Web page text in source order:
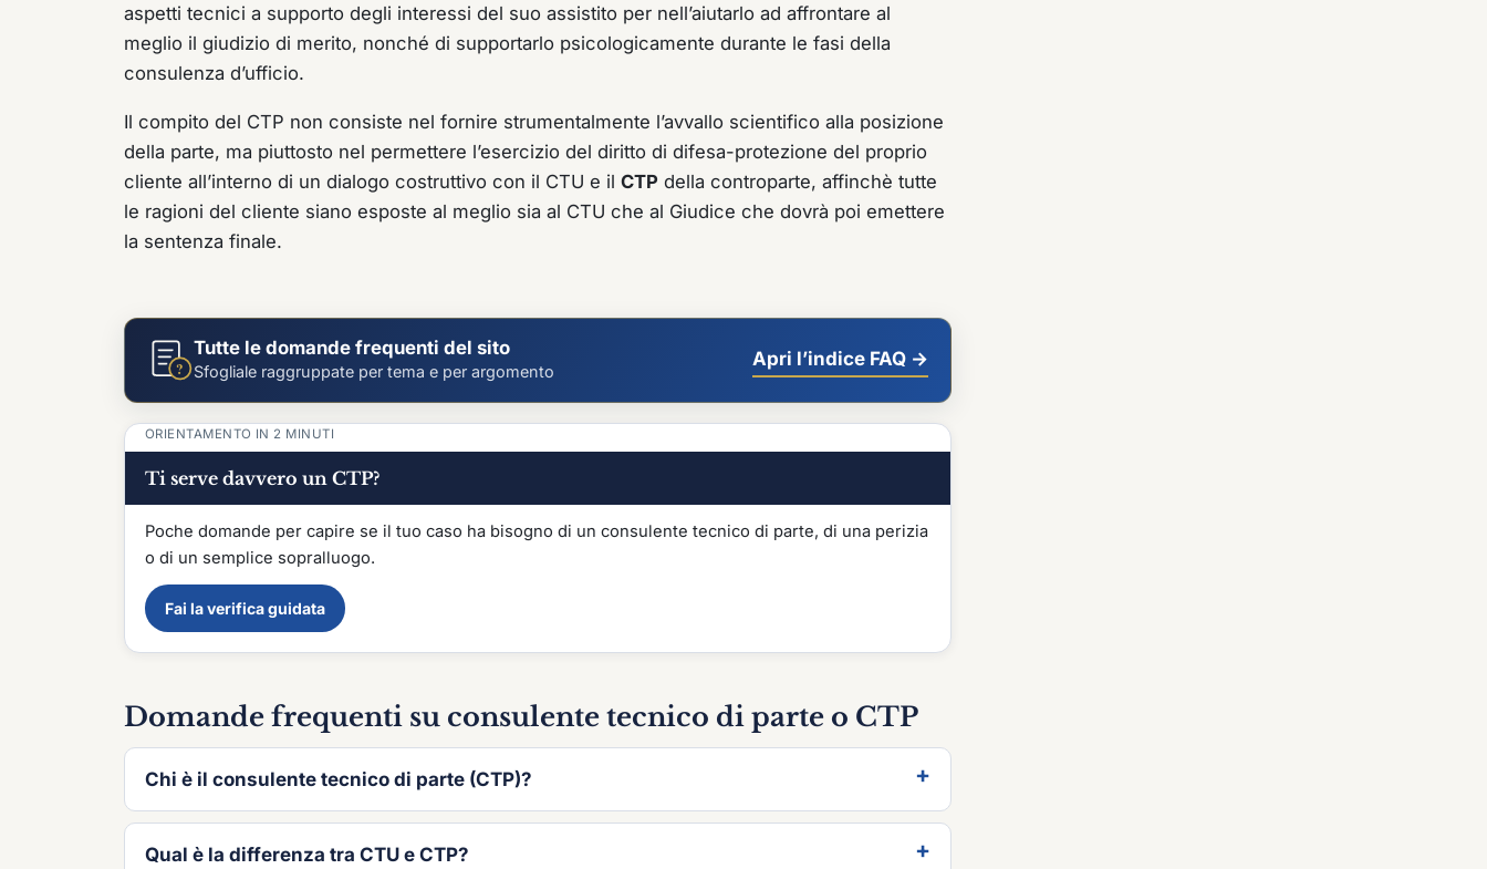
aspetti tecnici a supporto degli interessi del suo assistito per nell’aiutarlo ad affrontare al
meglio il giudizio di merito, nonché di supportarlo psicologicamente durante le fasi della
consulenza d’ufficio.
Il compito del CTP non consiste nel fornire strumentalmente l’avvallo scientifico alla posizione
della parte, ma piuttosto nel permettere l’esercizio del diritto di difesa-protezione del proprio
cliente all’interno di un dialogo costruttivo con il CTU e il CTP della controparte, affinchè tutte
le ragioni del cliente siano esposte al meglio sia al CTU che al Giudice che dovrà poi emettere
la sentenza finale.
?
Tutte le domande frequenti del sito
Sfogliale raggruppate per tema e per argomento
Apri l’indice FAQ →
ORIENTAMENTO IN 2 MINUTI
Ti serve davvero un CTP?
Poche domande per capire se il tuo caso ha bisogno di un consulente tecnico di parte, di una perizia
o di un semplice sopralluogo.
Fai la verifica guidata
Domande frequenti su consulente tecnico di parte o CTP
Chi è il consulente tecnico di parte (CTP)?
Qual è la differenza tra CTU e CTP?